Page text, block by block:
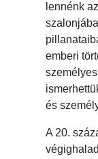
lennénk
emberi
és
A 20.